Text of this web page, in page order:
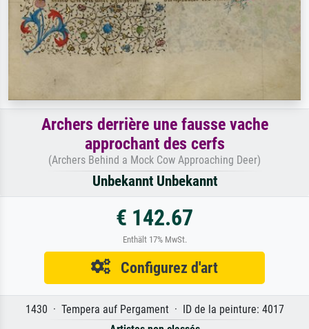
Archers derrière une fausse vache
approchant des cerfs
(Archers Behind a Mock Cow Approaching Deer)
Unbekannt Unbekannt
€ 142.67
Enthält 17% MwSt.
Configurez d'art
1430 · Tempera auf Pergament · ID de la peinture: 4017